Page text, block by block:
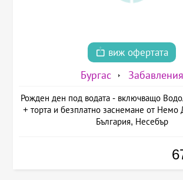
виж офертата
Бургас Забавления
Рожден ден под водата - включващо
+ торта и безплатно заснемане от Немо
България, Несебър